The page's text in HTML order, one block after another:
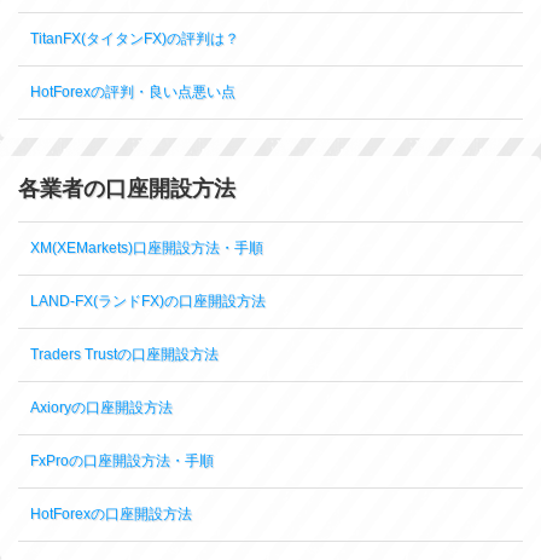
TitanFX(タイタンFX)の評判は？
HotForexの評判・良い点悪い点
各業者の口座開設方法
XM(XEMarkets)口座開設方法・手順
LAND-FX(ランドFX)の口座開設方法
Traders Trustの口座開設方法
Axioryの口座開設方法
FxProの口座開設方法・手順
HotForexの口座開設方法